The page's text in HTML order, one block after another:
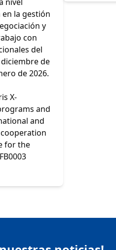
en la gestión
y
con
del
de
de 2026.
X-
and
and
for the